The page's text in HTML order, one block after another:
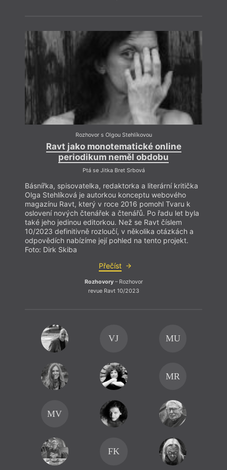
Rozhovor s Olgou Stehlíkovou
Ravt jako monotematické online
periodikum neměl obdobu
Ptá se Jitka Bret Srbová
Básnířka, spisovatelka, redaktorka a literární kritička
Olga Stehlíková je autorkou konceptu webového
magazínu Ravt, který v roce 2016 pomohl Tvaru k
oslovení nových čtenářek a čtenářů. Po řadu let byla
také jeho jedinou editorkou. Než se Ravt číslem
10/2023 definitivně rozloučí, v několika otázkách a
odpovědích nabízíme její pohled na tento projekt.
Foto: Dirk Skiba
Přečíst
Rozhovory– Rozhovor
revue Ravt 10/2023
VJ MU
MR
MV
FK